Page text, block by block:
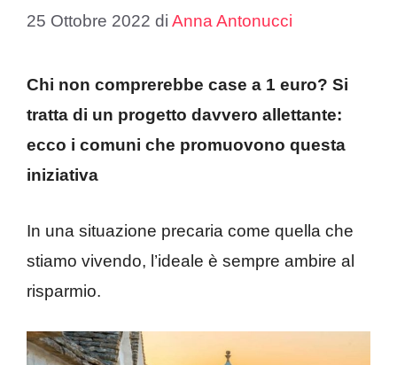
25 Ottobre 2022 di Anna Antonucci
Chi non comprerebbe case a 1 euro? Si
tratta di un progetto davvero allettante:
ecco i comuni che promuovono questa
iniziativa
In una situazione precaria come quella che
stiamo vivendo, l’ideale è sempre ambire al
risparmio.